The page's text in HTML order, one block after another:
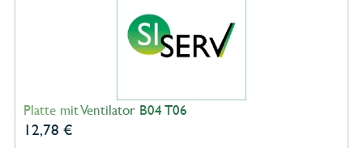
Platte mit Ventilator B04 T06
12,78 €